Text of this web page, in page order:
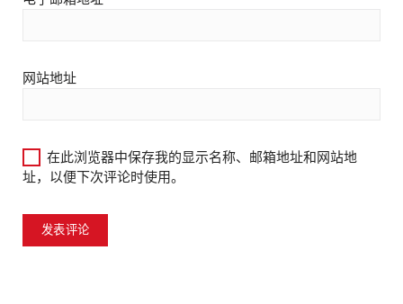
网站地址
在此浏览器中保存我的显示名称、邮箱地址和网站地
址，以便下次评论时使用。